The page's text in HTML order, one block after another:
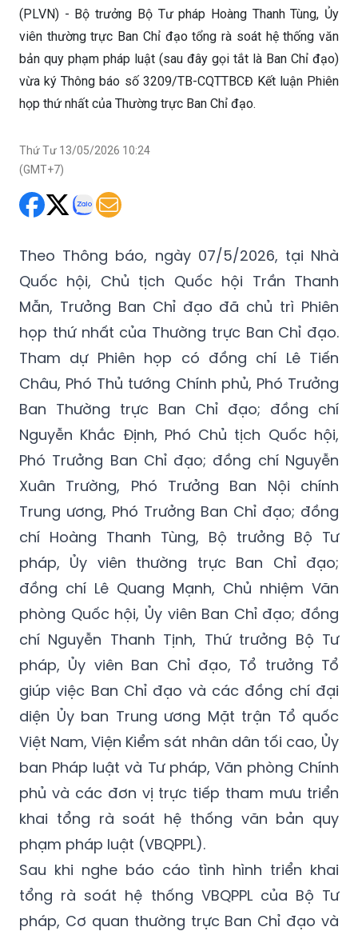
(PLVN) - Bộ trưởng Bộ Tư pháp Hoàng Thanh Tùng, Ủy
viên thường trực Ban Chỉ đạo tổng rà soát hệ thống văn
bản quy phạm pháp luật (sau đây gọi tắt là Ban Chỉ đạo)
vừa ký Thông báo số 3209/TB-CQTTBCĐ Kết luận Phiên
họp thứ nhất của Thường trực Ban Chỉ đạo.
Thứ Tư 13/05/2026 10:24
(GMT+7)
Theo Thông báo, ngày 07/5/2026, tại Nhà
Quốc hội, Chủ tịch Quốc hội Trần Thanh
Mẫn, Trưởng Ban Chỉ đạo đã chủ trì Phiên
họp thứ nhất của Thường trực Ban Chỉ đạo.
Tham dự Phiên họp có đồng chí Lê Tiến
Châu, Phó Thủ tướng Chính phủ, Phó Trưởng
Ban Thường trực Ban Chỉ đạo; đồng chí
Nguyễn Khắc Định, Phó Chủ tịch Quốc hội,
Phó Trưởng Ban Chỉ đạo; đồng chí Nguyễn
Xuân Trường, Phó Trưởng Ban Nội chính
Trung ương, Phó Trưởng Ban Chỉ đạo; đồng
chí Hoàng Thanh Tùng, Bộ trưởng Bộ Tư
pháp, Ủy viên thường trực Ban Chỉ đạo;
đồng chí Lê Quang Mạnh, Chủ nhiệm Văn
phòng Quốc hội, Ủy viên Ban Chỉ đạo; đồng
chí Nguyễn Thanh Tịnh, Thứ trưởng Bộ Tư
pháp, Ủy viên Ban Chỉ đạo, Tổ trưởng Tổ
giúp việc Ban Chỉ đạo và các đồng chí đại
diện Ủy ban Trung ương Mặt trận Tổ quốc
Việt Nam, Viện Kiểm sát nhân dân tối cao, Ủy
ban Pháp luật và Tư pháp, Văn phòng Chính
phủ và các đơn vị trực tiếp tham mưu triển
khai tổng rà soát hệ thống văn bản quy
phạm pháp luật (VBQPPL).
Sau khi nghe báo cáo tình hình triển khai
tổng rà soát hệ thống VBQPPL của Bộ Tư
pháp, Cơ quan thường trực Ban Chỉ đạo và